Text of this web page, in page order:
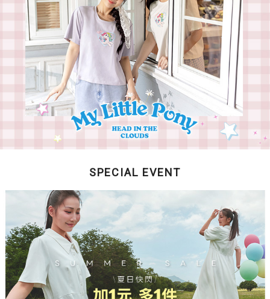
SPECIAL EVENT